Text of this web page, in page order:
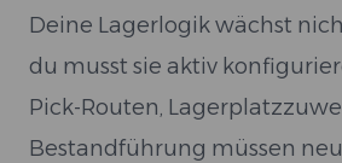
Deine Lagerlogik wächst
du musst sie aktiv
Pick-Routen,
Bestandführung müssen